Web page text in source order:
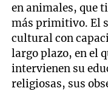
en animales, que
más primitivo. El
cultural con
largo plazo, en el
intervienen su
religiosas, sus